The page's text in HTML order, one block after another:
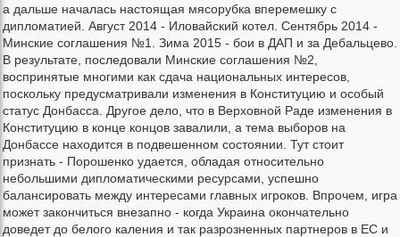
а дальше началась настоящая мясорубка вперемешку с
дипломатией. Август 2014 - Иловайский котел. Сентябрь 2014 -
Минские соглашения №1. Зима 2015 - бои в ДАП и за Дебальцево.
В результате, последовали Минские соглашения №2,
воспринятые многими как сдача национальных интересов,
поскольку предусматривали изменения в Конституцию и особый
статус Донбасса. Другое дело, что в Верховной Раде изменения в
Конституцию в конце концов завалили, а тема выборов на
Донбассе находится в подвешенном состоянии. Тут стоит
признать - Порошенко удается, обладая относительно
небольшими дипломатическими ресурсами, успешно
балансировать между интересами главных игроков. Впрочем, игра
может закончиться внезапно - когда Украина окончательно
доведет до белого каления и так разрозненных партнеров в ЕС и